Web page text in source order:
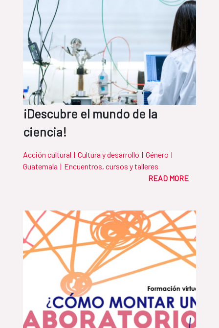
¡Descubre el mundo de la
ciencia!
Acción cultural | Cultura y desarrollo | Género |
Guatemala | Encuentros, cursos y talleres
READ MORE